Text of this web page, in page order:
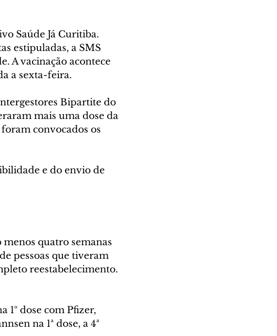
Saúde Já Curitiba.
estipuladas, a SMS
A vacinação acontece
a sexta-feira.
Bipartite do
mais uma dose da
convocados os
e do envio de
quatro semanas
pessoas que tiveram
reestabelecimento.
1º dose com Pfizer,
na 1ª dose, a 4ª